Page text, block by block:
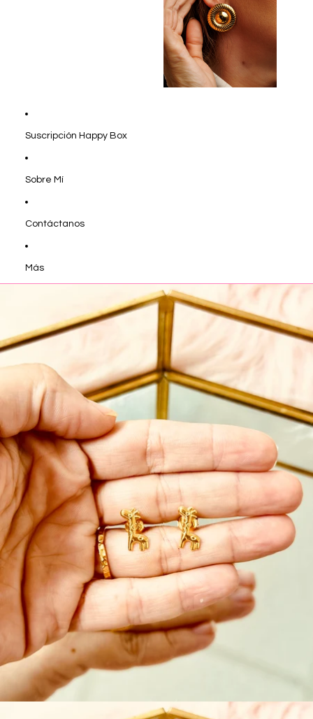
Suscripción Happy Box
Sobre Mí
Contáctanos
Más
Ir directamente a la información del producto